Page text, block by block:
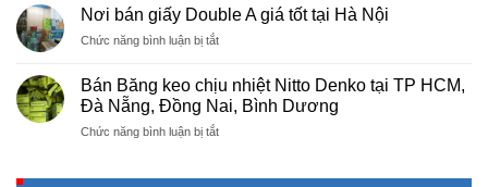
nhà
khu
nghiệp
Bắc
Bài
máy
photocopy
tại
Nội
giá
uy
Nơi bán giấy Double A giá tốt tại Hà Nội
Chức năng bình luận bị tắtở
giấy
Double
A
Bán Băng keo chịu nhiệt Nitto Denko tại TP HCM,
Đà Nẵng, Đồng Nai, Bình Dương
Chức năng bình luận bị tắtở